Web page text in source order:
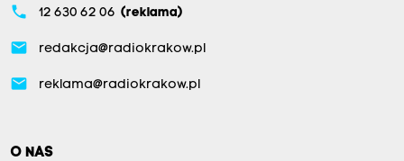
phone 12 630 62 06 (reklama)
email redakcja@radiokrakow.pl
email reklama@radiokrakow.pl
O NAS